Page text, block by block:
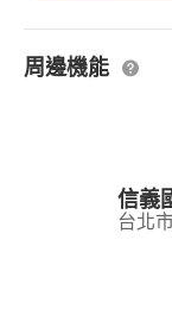
周邊機能
信義
台北